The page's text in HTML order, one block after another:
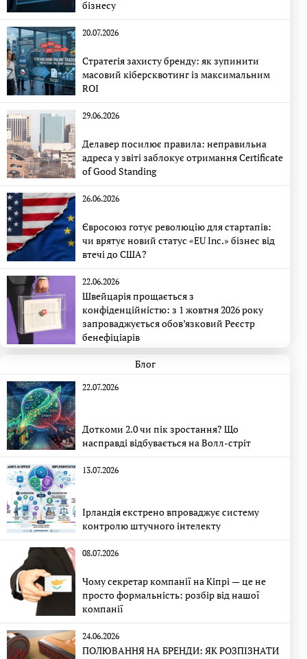
бізнесу
20.07.2026
Стратегія захисту бренду: як зупинити
масовий кіберсквотинг із максимальним
ROI
29.06.2026
Делавер посилює правила: неправильна
адреса у звіті заблокує отримання Certificate
of Good Standing
26.06.2026
Євросоюз готує революцію для стартапів:
чи врятує новий статус «EU Inc.» бізнес від
втечі до США?
22.06.2026
Швейцарія прощається з
конфіденційністю: з 1 жовтня 2026 року
запроваджується обов’язковий Реєстр
бенефіціарів
Блог
22.07.2026
Доткоми 2.0 чи пік зростання? Що
насправді відбувається на Волл-стріт
13.07.2026
Ірландія екстрено впроваджує систему
контролю штучного інтелекту
08.07.2026
Чому секретар компанії на Кіпрі — це не
просто формальність: розбір від нашої
компанії
24.06.2026
ПОЛЮВАННЯ НА БРЕНДИ: ЯК РОЗПІЗНАТИ